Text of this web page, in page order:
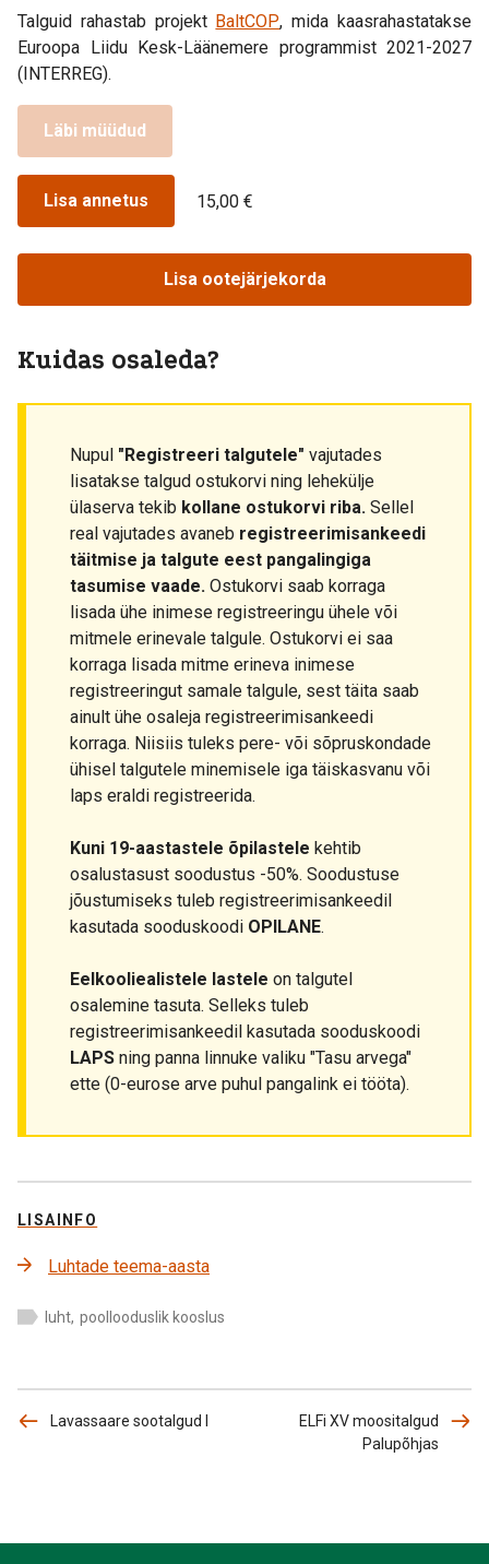
Talguid rahastab projekt BaltCOP, mida kaasrahastatakse
Euroopa Liidu Kesk-Läänemere programmist 2021-2027
(INTERREG).
Läbi müüdud
Lisa annetus 15,00 €
Lisa ootejärjekorda
Kuidas osaleda?
Nupul "Registreeri talgutele" vajutades
lisatakse talgud ostukorvi ning lehekülje
ülaserva tekib kollane ostukorvi riba. Sellel
real vajutades avaneb registreerimisankeedi
täitmise ja talgute eest pangalingiga
tasumise vaade. Ostukorvi saab korraga
lisada ühe inimese registreeringu ühele või
mitmele erinevale talgule. Ostukorvi ei saa
korraga lisada mitme erineva inimese
registreeringut samale talgule, sest täita saab
ainult ühe osaleja registreerimisankeedi
korraga. Niisiis tuleks pere- või sõpruskondade
ühisel talgutele minemisele iga täiskasvanu või
laps eraldi registreerida.
Kuni 19-aastastele õpilastele kehtib
osalustasust soodustus -50%. Soodustuse
jõustumiseks tuleb registreerimisankeedil
kasutada sooduskoodi OPILANE.
Eelkooliealistele lastele on talgutel
osalemine tasuta. Selleks tuleb
registreerimisankeedil kasutada sooduskoodi
LAPS ning panna linnuke valiku "Tasu arvega"
ette (0-eurose arve puhul pangalink ei tööta).
LISAINFO
Luhtade teema-aasta
luht, poollooduslik kooslus
Lavassaare sootalgud I
ELFi XV moositalgud
Palupõhjas